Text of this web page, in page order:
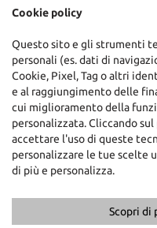
Indicazioni stradali
Dati fiscali:
Esseauto Srls
Via Provinciale Arcipretato, 17,
C.F/P.IVA:03442170837
Registro delle imprese:ME
Copyright © 2026
Cookie policy
Questo sito e gli strumenti
personali (es. dati di
Cookie, Pixel, Tag o altri
e al raggiungimento delle
cui miglioramento della
personalizzata. Cliccando
accettare l'uso di queste
personalizzare le tue scelte
di più e personalizza.
Scopri di